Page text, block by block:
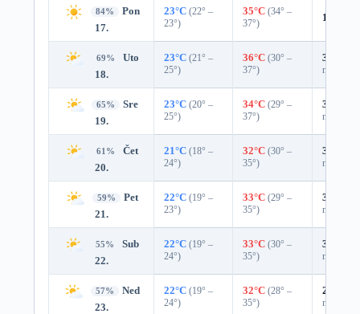
84%
Pon
17.
23°C (22° –
23°)
35°C (34° –
37°)
16%
69%
Uto
18.
23°C (21° –
25°)
36°C (30° –
37°)
31%
mm)
65%
Sre
19.
23°C (20° –
25°)
34°C (29° –
37°)
35%
mm)
61%
Čet
20.
21°C (18° –
24°)
32°C (30° –
35°)
35%
mm)
59%
Pet
21.
22°C (19° –
23°)
33°C (29° –
35°)
33%
mm)
55%
Sub
22.
22°C (19° –
24°)
33°C (30° –
35°)
33%
mm)
57%
Ned
23.
22°C (19° –
24°)
32°C (28° –
35°)
27%
mm)